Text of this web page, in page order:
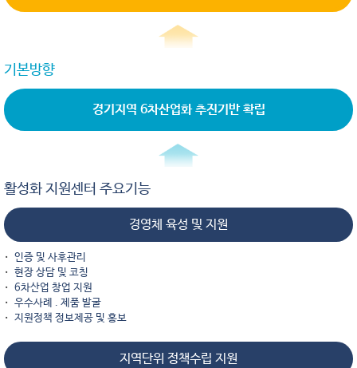
기본방향
경기지역 6차산업화 추진기반 확립
활성화 지원센터 주요기능
경영체 육성 및 지원
인증 및 사후관리
현장 상담 및 코칭
6차산업 창업 지원
우수사례 . 제품 발굴
지원정책 정보제공 및 홍보
지역단위 정책수립 지원